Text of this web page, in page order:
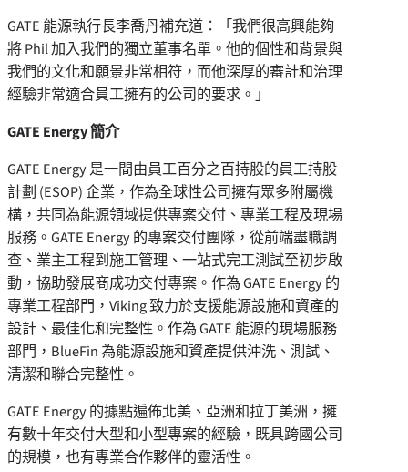
GATE 能源執行長李喬丹補充道：「我們很高興能夠
將 Phil 加入我們的獨立董事名單。他的個性和背景與
我們的文化和願景非常相符，而他深厚的審計和治理
經驗非常適合員工擁有的公司的要求。」
GATE Energy簡介
GATE Energy 是一間由員工百分之百持股的員工持股
計劃 (ESOP) 企業，作為全球性公司擁有眾多附屬機
構，共同為能源領域提供專案交付、專業工程及現場
服務。GATE Energy 的專案交付團隊，從前端盡職調
查、業主工程到施工管理、一站式完工測試至初步啟
動，協助發展商成功交付專案。作為 GATE Energy 的
專業工程部門，Viking 致力於支援能源設施和資產的
設計、最佳化和完整性。作為 GATE 能源的現場服務
部門，BlueFin 為能源設施和資產提供沖洗、測試、
清潔和聯合完整性。
GATE Energy 的據點遍佈北美、亞洲和拉丁美洲，擁
有數十年交付大型和小型專案的經驗，既具跨國公司
的規模，也有專業合作夥伴的靈活性。